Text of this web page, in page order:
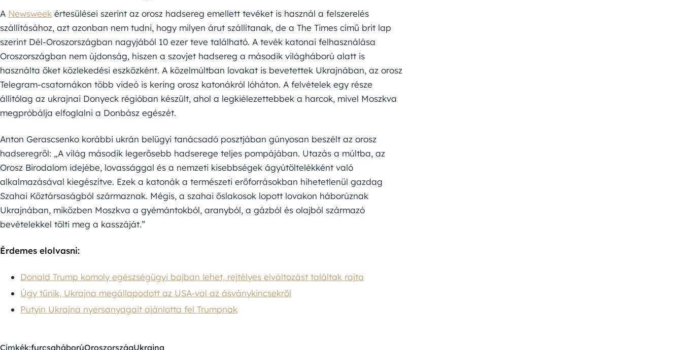
A Newsweek értesülései szerint az orosz hadsereg emellett tevéket is használ a felszerelés
szállításához, azt azonban nem tudni, hogy milyen árut szállítanak, de a The Times című brit lap
szerint Dél-Oroszországban nagyjából 10 ezer teve található. A tevék katonai felhasználása
Oroszországban nem újdonság, hiszen a szovjet hadsereg a második világháború alatt is
használta őket közlekedési eszközként. A közelmúltban lovakat is bevetettek Ukrajnában, az orosz
Telegram-csatornákon több videó is kering orosz katonákról lóháton. A felvételek egy része
állítólag az ukrajnai Donyeck régióban készült, ahol a legkiélezettebbek a harcok, mivel Moszkva
megpróbálja elfoglalni a Donbász egészét.
Anton Gerascsenko korábbi ukrán belügyi tanácsadó posztjában gúnyosan beszélt az orosz
hadseregről: „A világ második legerősebb hadserege teljes pompájában. Utazás a múltba, az
Orosz Birodalom idejébe, lovassággal és a nemzeti kisebbségek ágyútöltelékként való
alkalmazásával kiegészítve. Ezek a katonák a természeti erőforrásokban hihetetlenül gazdag
Szahai Köztársaságból származnak. Mégis, a szahai őslakosok lopott lovakon háborúznak
Ukrajnában, miközben Moszkva a gyémántokból, aranyból, a gázból és olajból származó
bevételekkel tölti meg a kasszáját.”
Érdemes elolvasni:
Donald Trump komoly egészségügyi bajban lehet, rejtélyes elváltozást találtak rajta
Úgy tűnik, Ukrajna megállapodott az USA-val az ásványkincsekről
Putyin Ukrajna nyersanyagait ajánlotta fel Trumpnak
Címkék:furcsaháborúOroszországUkrajna